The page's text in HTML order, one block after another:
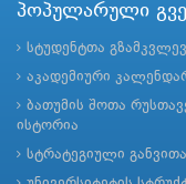
პოპულარული
სტუდენტთა
აკადემიური
ბათუმის შოთა
ისტორია
სტრატეგიული